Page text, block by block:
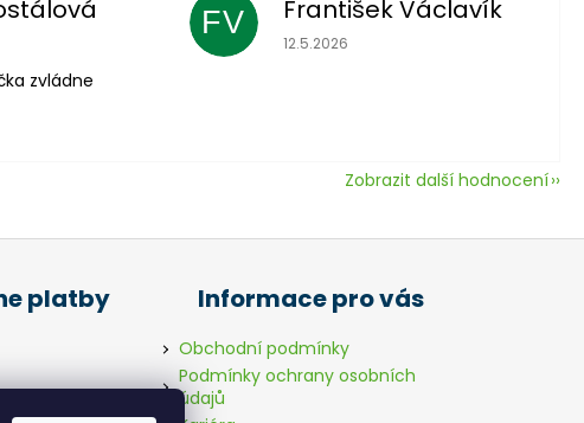
je 5 z 5 hvězdiček.
zvládne
FV František Václavík
Hodnocení obchodu je 5 z 5
12.5.2026
Zobrazit další hodnocení
platby Informace pro vás
Obchodní podmínky
Podmínky ochrany osobních
údajů